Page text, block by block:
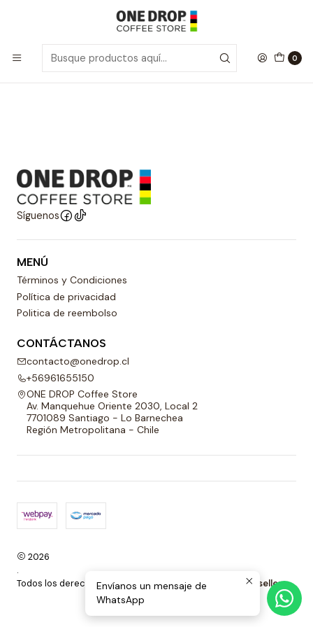
0
Proteina Whey Recovery
Recovery
Síguenos
MENÚ
Términos y Condiciones
Política de privacidad
Politica de reembolso
CONTÁCTANOS
contacto@onedrop.cl
+56961655150
ONE DROP Coffee Store
Av. Manquehue Oriente 2030, Local 2
7701089 Santiago - Lo Barnechea
Región Metropolitana - Chile
2026
.
Todos los derechos reservados.Desarrollado por Jumpseller.
Envíanos un mensaje de
WhatsApp